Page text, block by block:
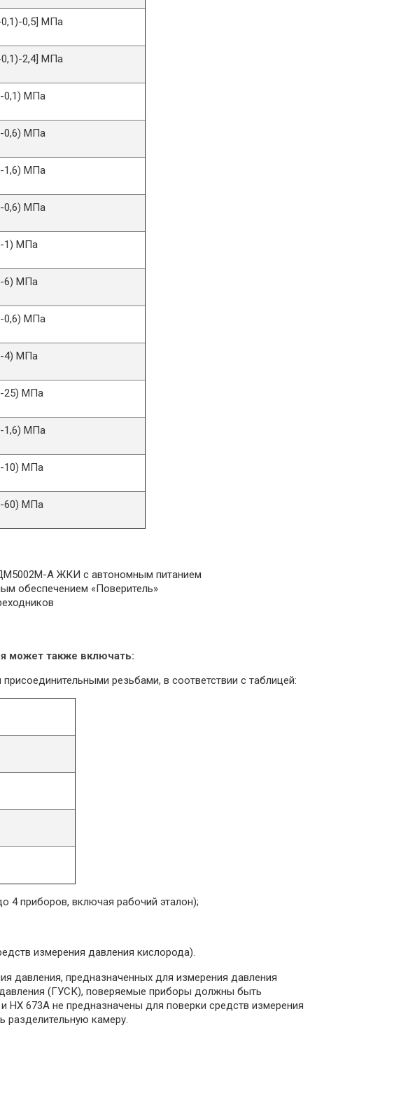
0,1)-0,5] МПа
0,1)-2,4] МПа
0,1) МПа
0,6) МПа
1,6) МПа
0,6) МПа
1) МПа
6) МПа
0,6) МПа
4) МПа
25) МПа
1,6) МПа
10) МПа
60) МПа
А ЖКИ с автономным питанием
обеспечением «Поверитель»
может также включать:
резьбами, в соответствии с таблицей:
4 приборов, включая рабочий эталон);
измерения давления кислорода).
давления, предназначенных для измерения давления
(ГУСК), поверяемые приборы должны быть
673А не предназначены для поверки средств измерения
разделительную камеру.